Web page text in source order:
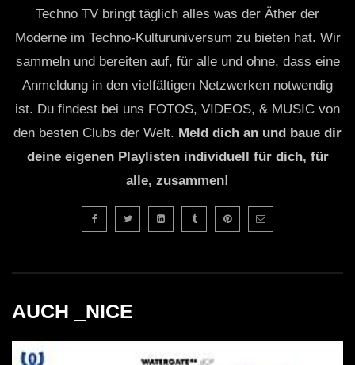
Techno TV bringt täglich alles was der Äther der
Moderne im Techno-Kulturuniversum zu bieten hat. Wir
sammeln und bereiten auf, für alle und ohne, dass eine
Anmeldung in den vielfältigen Netzwerken notwendig
ist. Du findest bei uns FOTOS, VIDEOS, & MUSIC von
den besten Clubs der Welt. Meld dich an und baue dir
deine eigenen Playlisten individuell für dich, für
alle, zusammen!
AUCH _NICE